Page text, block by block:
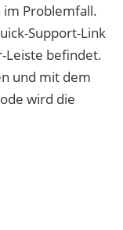
im Problemfall.
Support-Link
Leiste befindet.
und mit dem
wird die